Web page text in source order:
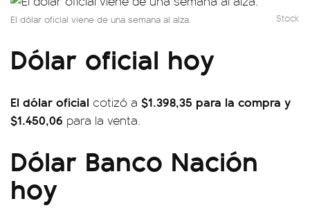
El dólar oficial viene de una semana al alza. Stock
Dólar oficial hoy
El dólar oficial cotizó a $1.398,35 para la compra y
$1.450,06 para la venta.
Dólar Banco Nación
hoy